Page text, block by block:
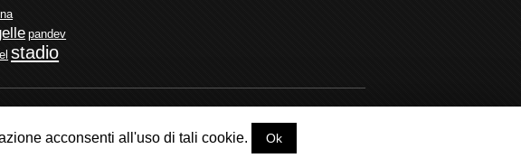
pandev
stadio
acconsenti all'uso di tali cookie. Ok